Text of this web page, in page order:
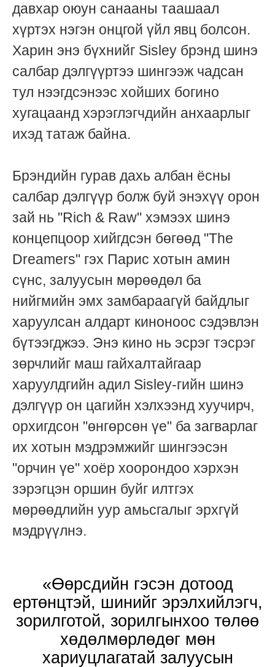
давхар оюун санааны таашаал
хүртэх нэгэн онцгой үйл явц болсон.
Харин энэ бүхнийг Sisley брэнд шинэ
салбар дэлгүүртээ шингээж чадсан
тул нээгдсэнээс хойших богино
хугацаанд хэрэглэгчдийн анхаарлыг
ихэд татаж байна.
Брэндийн гурав дахь албан ёсны
салбар дэлгүүр болж буй энэхүү орон
зай нь "Rich & Raw" хэмээх шинэ
концепцоор хийгдсэн бөгөөд "The
Dreamers" гэх Парис хотын амин
сүнс, залуусын мөрөөдөл ба
нийгмийн эмх замбараагүй байдлыг
харуулсан алдарт киноноос сэдэвлэн
бүтээгджээ. Энэ кино нь эсрэг тэсрэг
зөрчлийг маш гайхалтайгаар
харуулдгийн адил Sisley-гийн шинэ
дэлгүүр он цагийн хэлхээнд хуучирч,
орхигдсон "өнгөрсөн үе" ба загварлаг
их хотын мэдрэмжийг шингээсэн
"орчин үе" хоёр хоорондоо хэрхэн
зэрэгцэн оршин буйг илтгэх
мөрөөдлийн уур амьсгалыг эрхгүй
мэдрүүлнэ.
«Өөрсдийн гэсэн дотоод
ертөнцтэй, шинийг эрэлхийлэгч,
зорилготой, зорилгынхоо төлөө
хөдөлмөрлөдөг мөн
хариуцлагатай залуусын